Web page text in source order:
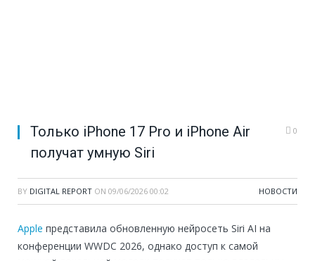
Только iPhone 17 Pro и iPhone Air
получат умную Siri
0
BY DIGITAL REPORT ON 09/06/2026 00:02 НОВОСТИ
Apple представила обновленную нейросеть Siri AI на
конференции WWDC 2026, однако доступ к самой